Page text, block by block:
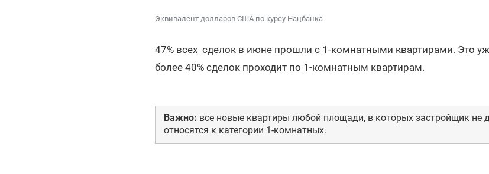
Эквивалент долларов США по курсу Нацбанка
47% всех сделок в июне прошли с 1-комнатными квартирами. Это
более 40% сделок проходит по 1-комнатным квартирам.
Важно: все новые квартиры любой площади, в которых застройщик не
относятся к категории 1-комнатных.